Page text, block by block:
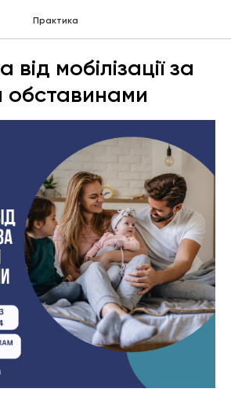
Практика
від мобілізації за
обставинами